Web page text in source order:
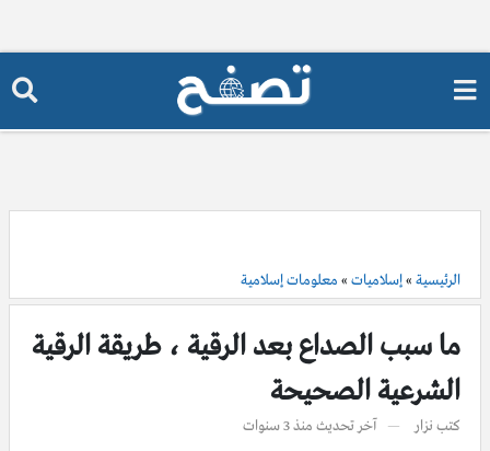
الرئيسية »إسلاميات » معلومات إسلامية
ما سبب الصداع بعد الرقية ، طريقة الرقية
الشرعية الصحيحة
كتب نزار آخر تحديث منذ 3 سنوات